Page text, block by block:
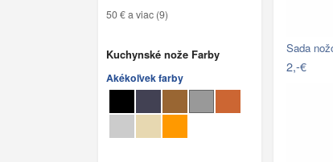
50 € a viac (9)
Kuchynské nože Farby
Akékoľvek farby
Sada
2,-€